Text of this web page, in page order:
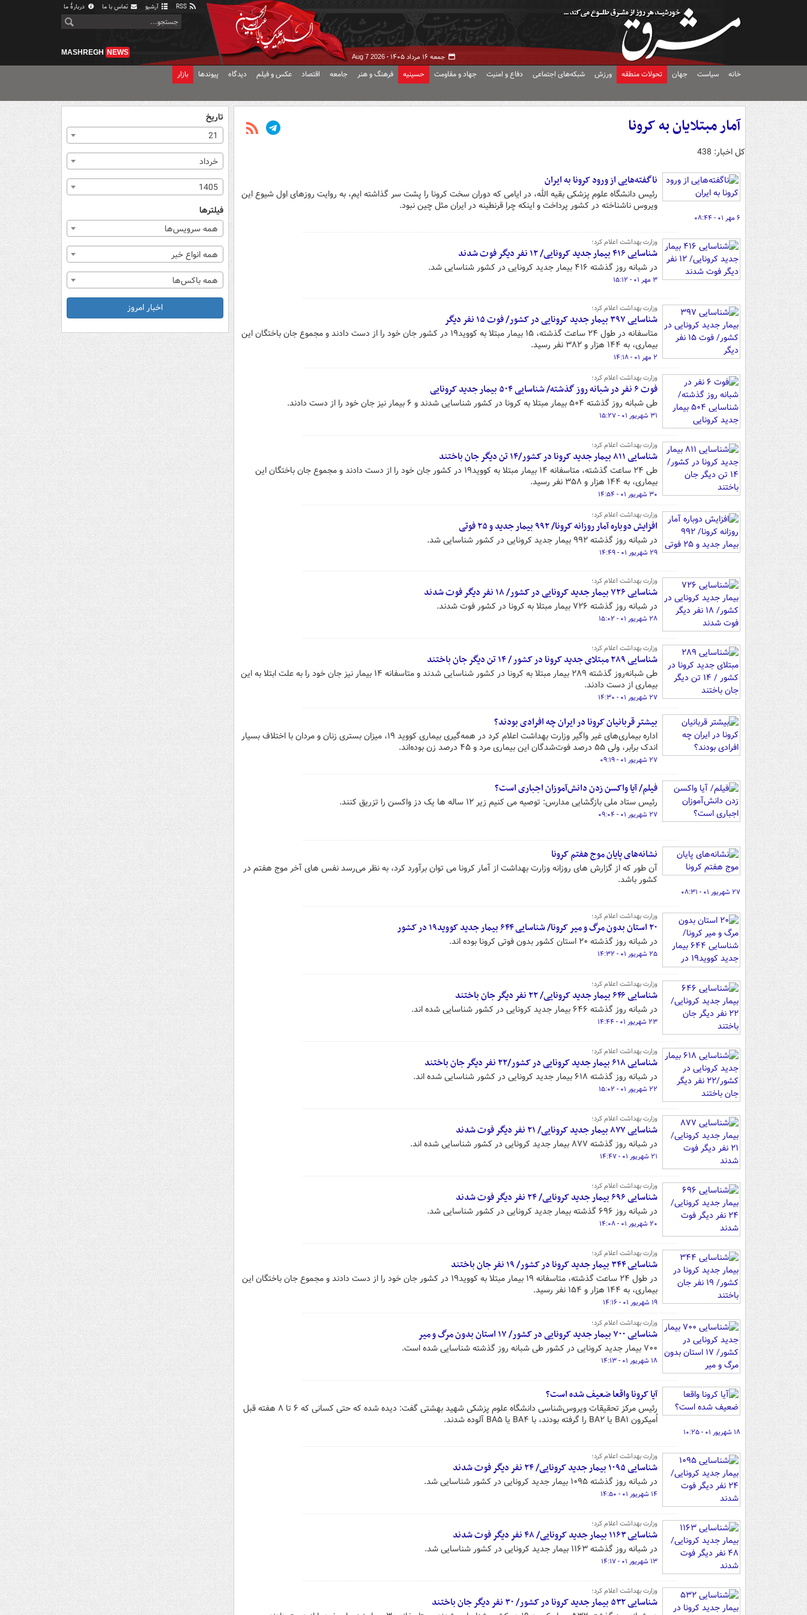
آرشیو تماس با ما دربارهٔ ما
جمعه ۱۶ مرداد ۱۴۰۵ - Aug 7 2026
MASHREGH NEWS
خانه سیاست جهان تحولات منطقه ورزش شبکه‌های اجتماعی دفاع و امنیت جهاد و مقاومت حسینیه فرهنگ و هنر جامعه اقتصاد عکس و فیلم دیدگاه پیوندها بازار
آمار مبتلایان به کرونا
کل اخبار: 438
ناگفته‌هایی از ورود کرونا به ایران
رئیس دانشگاه علوم پزشکی بقیه الله، در ایامی که دوران سخت کرونا را پشت سر گذاشته ایم، به روایت روزهای اول شیوع این
ویروس ناشناخته در کشور پرداخت و اینکه چرا قرنطینه در ایران مثل چین نبود.
۶ مهر ۰۱ - ۰۸:۴۴
وزارت بهداشت اعلام کرد؛
شناسایی ۴۱۶ بیمار جدید کرونایی/ ۱۲ نفر دیگر فوت شدند
در شبانه روز گذشته ۴۱۶ بیمار جدید کرونایی در کشور شناسایی شد.
۳ مهر ۰۱ - ۱۵:۱۲
وزارت بهداشت اعلام کرد؛
شناسایی ۳۹۷ بیمار جدید کرونایی در کشور/ فوت ۱۵ نفر دیگر
متاسفانه در طول ۲۴ ساعت گذشته، ۱۵ بیمار مبتلا به کووید۱۹ در کشور جان خود را از دست دادند و مجموع جان باختگان این
بیماری، به ۱۴۴ هزار و ۳۸۲ نفر رسید.
۲ مهر ۰۱ - ۱۴:۱۸
وزارت بهداشت اعلام کرد؛
فوت ۶ نفر در شبانه روز گذشته/ شناسایی ۵۰۴ بیمار جدید کرونایی
طی شبانه روز گذشته ۵۰۴ بیمار مبتلا به کرونا در کشور شناسایی شدند و ۶ بیمار نیز جان خود را از دست دادند.
۳۱ شهریور ۰۱ - ۱۵:۲۷
وزارت بهداشت اعلام کرد؛
شناسایی ۸۱۱ بیمار جدید کرونا در کشور/۱۴ تن دیگر جان باختند
طی ۲۴ ساعت گذشته، متاسفانه ۱۴ بیمار مبتلا به کووید۱۹ در کشور جان خود را از دست دادند و مجموع جان باختگان این
بیماری، به ۱۴۴ هزار و ۳۵۸ نفر رسید.
۳۰ شهریور ۰۱ - ۱۴:۵۴
وزارت بهداشت اعلام کرد؛
افزایش دوباره آمار روزانه کرونا/ ۹۹۲ بیمار جدید و ۲۵ فوتی
در شبانه روز گذشته ۹۹۲ بیمار جدید کرونایی در کشور شناسایی شد.
۲۹ شهریور ۰۱ - ۱۴:۴۹
وزارت بهداشت اعلام کرد؛
شناسایی ۷۲۶ بیمار جدید کرونایی در کشور/ ۱۸ نفر دیگر فوت شدند
در شبانه روز گذشته ۷۲۶ بیمار مبتلا به کرونا در کشور فوت شدند.
۲۸ شهریور ۰۱ - ۱۵:۰۲
وزارت بهداشت اعلام کرد؛
شناسایی ۲۸۹ مبتلای جدید کرونا در کشور / ۱۴ تن دیگر جان باختند
طی شبانه‌روز گذشته ۲۸۹ بیمار مبتلا به کرونا در کشور شناسایی شدند و متاسفانه ۱۴ بیمار نیز جان خود را به علت ابتلا به این
بیماری از دست دادند.
۲۷ شهریور ۰۱ - ۱۴:۳۰
بیشتر قربانیان کرونا در ایران چه افرادی بودند؟
اداره بیماری‌های غیر واگیر وزارت بهداشت اعلام کرد در همه‌گیری بیماری کووید ۱۹، میزان بستری زنان و مردان با اختلاف بسیار
اندک برابر، ولی ۵۵ درصد فوت‌شدگان این بیماری مرد و ۴۵ درصد زن بوده‌اند.
۲۷ شهریور ۰۱ - ۰۹:۱۹
فیلم/ آیا واکسن زدن دانش‌آموزان اجباری است؟
رئیس ستاد ملی بازگشایی مدارس: توصیه می کنیم زیر ۱۲ ساله ها یک دز واکسن را تزریق کنند.
۲۷ شهریور ۰۱ - ۰۹:۰۴
نشانه‌های پایان موج هفتم کرونا
آن طور که از گزارش های روزانه وزارت بهداشت از آمار کرونا می توان برآورد کرد، به نظر می‌رسد نفس های آخر موج هفتم در
کشور باشد.
۲۷ شهریور ۰۱ - ۰۸:۳۱
وزارت بهداشت اعلام کرد؛
۲۰ استان بدون مرگ و میر کرونا/ شناسایی ۶۴۴ بیمار جدید کووید۱۹ در کشور
در شبانه روز گذشته ۲۰ استان کشور بدون فوتی کرونا بوده اند.
۲۵ شهریور ۰۱ - ۱۴:۳۲
وزارت بهداشت اعلام کرد؛
شناسایی ۶۴۶ بیمار جدید کرونایی/ ۲۲ نفر دیگر جان باختند
در شبانه روز گذشته ۶۴۶ بیمار جدید کرونایی در کشور شناسایی شده اند.
۲۳ شهریور ۰۱ - ۱۴:۴۴
وزارت بهداشت اعلام کرد؛
شناسایی ۶۱۸ بیمار جدید کرونایی در کشور/۲۲ نفر دیگر جان باختند
در شبانه روز گذشته ۶۱۸ بیمار جدید کرونایی در کشور شناسایی شده اند.
۲۲ شهریور ۰۱ - ۱۵:۰۲
وزارت بهداشت اعلام کرد؛
شناسایی ۸۷۷ بیمار جدید کرونایی/ ۲۱ نفر دیگر فوت شدند
در شبانه روز گذشته ۸۷۷ بیمار جدید کرونایی در کشور شناسایی شده اند.
۲۱ شهریور ۰۱ - ۱۴:۴۷
وزارت بهداشت اعلام کرد؛
شناسایی ۶۹۶ بیمار جدید کرونایی/ ۲۴ نفر دیگر فوت شدند
در شبانه روز ۶۹۶ گذشته بیمار جدید کرونایی در کشور شناسایی شد.
۲۰ شهریور ۰۱ - ۱۴:۰۸
وزارت بهداشت اعلام کرد؛
شناسایی ۳۴۴ بیمار جدید کرونا در کشور/ ۱۹ نفر جان باختند
در طول ۲۴ ساعت گذشته، متاسفانه ۱۹ بیمار مبتلا به کووید۱۹ در کشور جان خود را از دست دادند و مجموع جان باختگان این
بیماری، به ۱۴۴ هزار و ۱۵۴ نفر رسید.
۱۹ شهریور ۰۱ - ۱۴:۱۶
وزارت بهداشت اعلام کرد؛
شناسایی ۷۰۰ بیمار جدید کرونایی در کشور/ ۱۷ استان بدون مرگ و میر
۷۰۰ بیمار جدید کرونایی در کشور طی شبانه روز گذشته شناسایی شده است.
۱۸ شهریور ۰۱ - ۱۴:۱۳
آیا کرونا واقعا ضعیف شده است؟
رئیس مرکز تحقیقات ویروس‌شناسی دانشگاه علوم پزشکی شهید بهشتی گفت: دیده شده که حتی کسانی که ۶ تا ۸ هفته قبل
اُمیکرون BA۱ یا BA۲ را گرفته بودند، با BA۴ یا BA۵ آلوده شدند.
۱۸ شهریور ۰۱ - ۱۰:۲۵
وزارت بهداشت اعلام کرد؛
شناسایی ۱۰۹۵ بیمار جدید کرونایی/ ۲۴ نفر دیگر فوت شدند
در شبانه روز گذشته ۱۰۹۵ بیمار جدید کرونایی در کشور شناسایی شد.
۱۴ شهریور ۰۱ - ۱۴:۵۰
وزارت بهداشت اعلام کرد؛
شناسایی ۱۱۶۳ بیمار جدید کرونایی/ ۴۸ نفر دیگر فوت شدند
در شبانه روز گذشته ۱۱۶۳ بیمار جدید کرونایی در کشور شناسایی شد.
۱۳ شهریور ۰۱ - ۱۴:۱۷
وزارت بهداشت اعلام کرد؛
شناسایی ۵۳۲ بیمار جدید کرونا در کشور/ ۳۰ نفر دیگر جان باختند
تاریخ
21
خرداد
1405
فیلترها
همه سرویس‌ها
همه انواع خبر
همه باکس‌ها
اخبار امروز